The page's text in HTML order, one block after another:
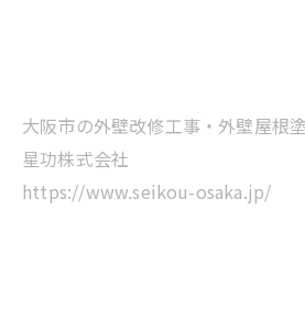
大阪市の外壁改修工事・外壁屋根
星功株式会社
https://www.seikou-osaka.jp/